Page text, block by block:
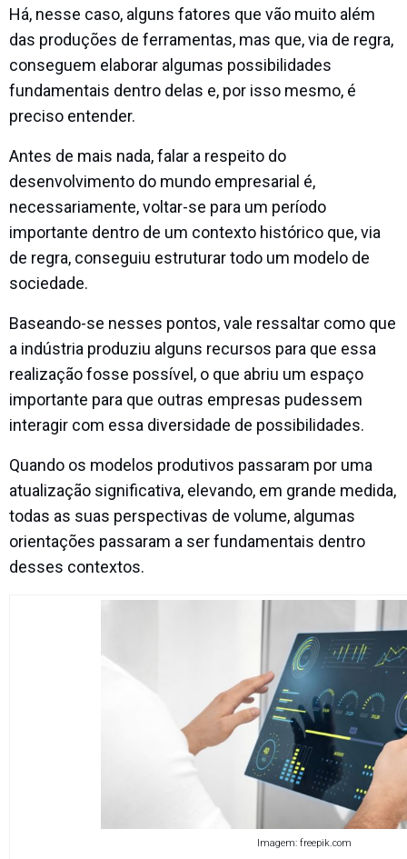
Há, nesse caso, alguns fatores que vão muito além
das produções de ferramentas, mas que, via de regra,
conseguem elaborar algumas possibilidades
fundamentais dentro delas e, por isso mesmo, é
preciso entender.
Antes de mais nada, falar a respeito do
desenvolvimento do mundo empresarial é,
necessariamente, voltar-se para um período
importante dentro de um contexto histórico que, via
de regra, conseguiu estruturar todo um modelo de
sociedade.
Baseando-se nesses pontos, vale ressaltar como que
a indústria produziu alguns recursos para que essa
realização fosse possível, o que abriu um espaço
importante para que outras empresas pudessem
interagir com essa diversidade de possibilidades.
Quando os modelos produtivos passaram por uma
atualização significativa, elevando, em grande medida,
todas as suas perspectivas de volume, algumas
orientações passaram a ser fundamentais dentro
desses contextos.
Imagem: freepik.com